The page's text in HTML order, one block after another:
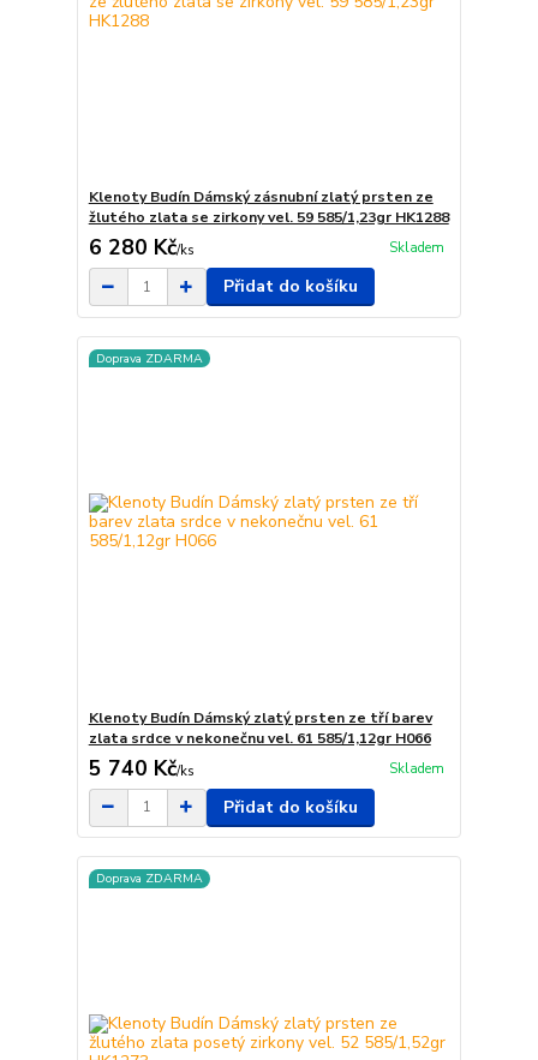
Klenoty Budín Dámský zásnubní zlatý prsten ze
žlutého zlata se zirkony vel. 59 585/1,23gr HK1288
6 280 Kč/ks Skladem
Přidat do košíku
Doprava ZDARMA
Klenoty Budín Dámský zlatý prsten ze tří barev
zlata srdce v nekonečnu vel. 61 585/1,12gr H066
5 740 Kč/ks Skladem
Přidat do košíku
Doprava ZDARMA